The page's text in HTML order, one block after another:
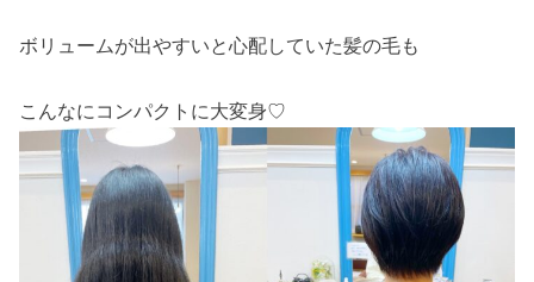
ボリュームが出やすいと心配していた髪の毛も
こんなにコンパクトに大変身♡